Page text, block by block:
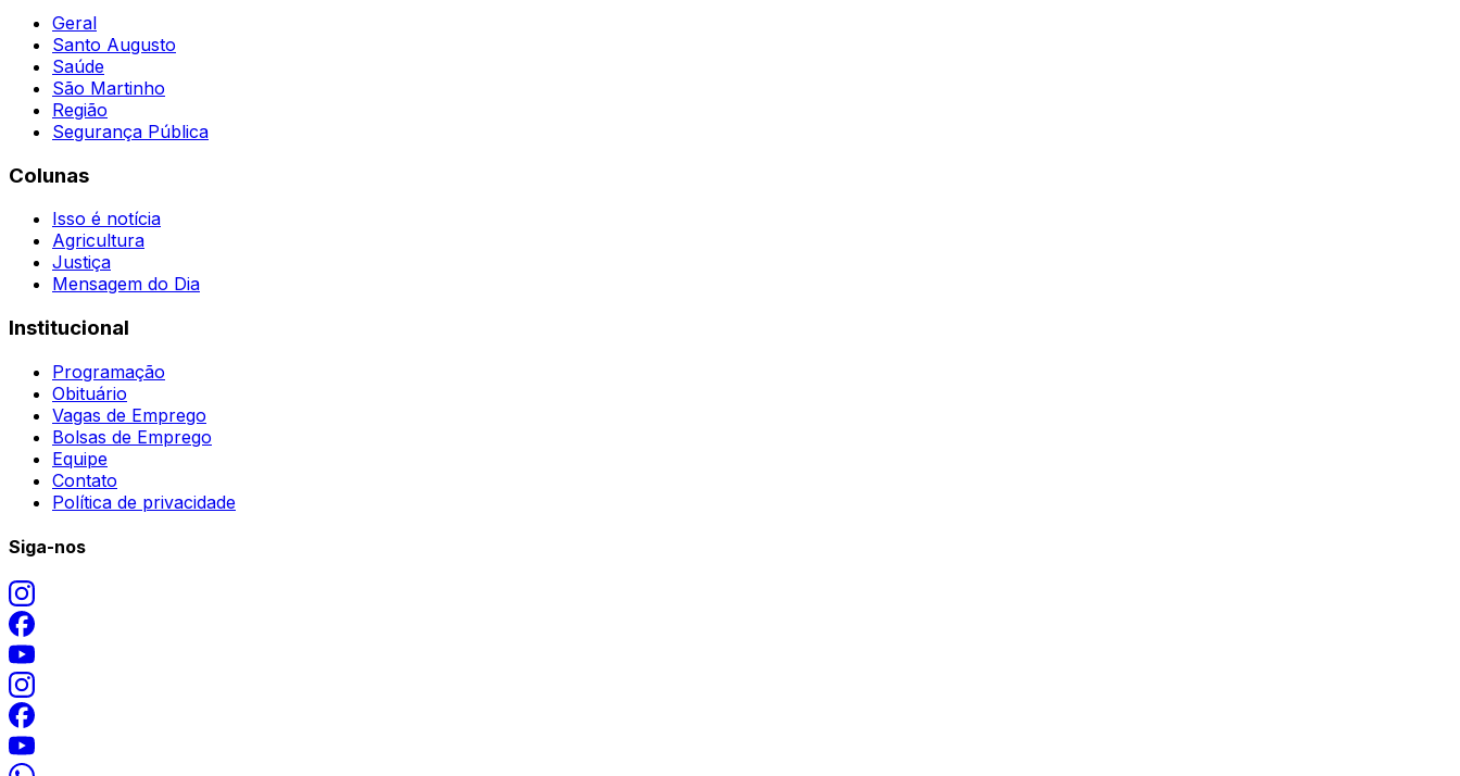
Geral
Santo Augusto
Saúde
São Martinho
Região
Segurança Pública
Colunas
Isso é notícia
Agricultura
Justiça
Mensagem do Dia
Institucional
Programação
Obituário
Vagas de Emprego
Bolsas de Emprego
Equipe
Contato
Política de privacidade
Siga-nos